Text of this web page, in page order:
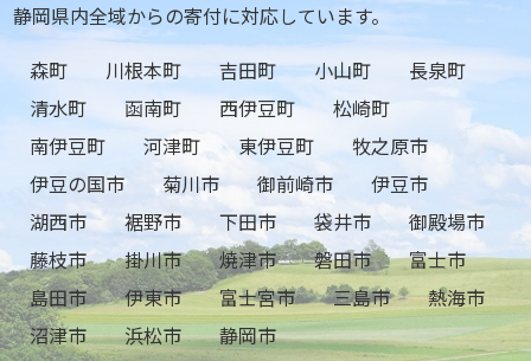
静岡県内全域からの寄付に対応しています。
森町
川根本町 吉田町 小山町
長泉町
清水町
函南町 西伊豆町
松崎町
南伊豆町
河津町 東伊豆町
牧之原市
伊豆の国市
菊川市 御前崎市
伊豆市
湖西市
裾野市 下田市 袋井市
御殿場市
藤枝市
掛川市 焼津市 磐田市
富士市
島田市
伊東市 富士宮市 三島市
熱海市
沼津市
浜松市 静岡市